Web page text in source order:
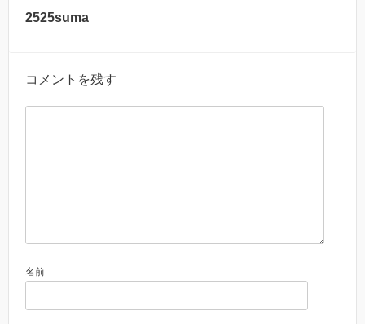
2525suma
コメントを残す
名前